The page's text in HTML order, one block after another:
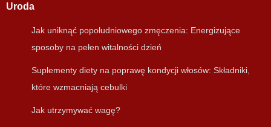
Uroda
Jak uniknąć popołudniowego zmęczenia: Energizujące
sposoby na pełen witalności dzień
Suplementy diety na poprawę kondycji włosów: Składniki,
które wzmacniają cebulki
Jak utrzymywać wagę?